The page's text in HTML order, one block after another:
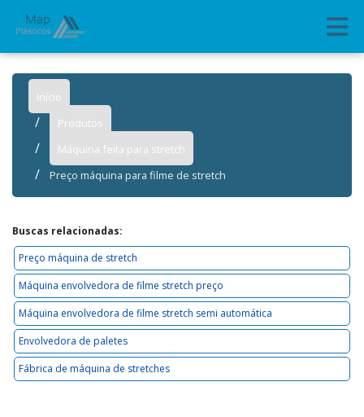
Início
Produtos
Máquina feita para stretch
Preço máquina para filme de stretch
Buscas relacionadas:
Preço máquina de stretch
Máquina envolvedora de filme stretch preço
Máquina envolvedora de filme stretch semi automática
Envolvedora de paletes
Fábrica de máquina de stretches